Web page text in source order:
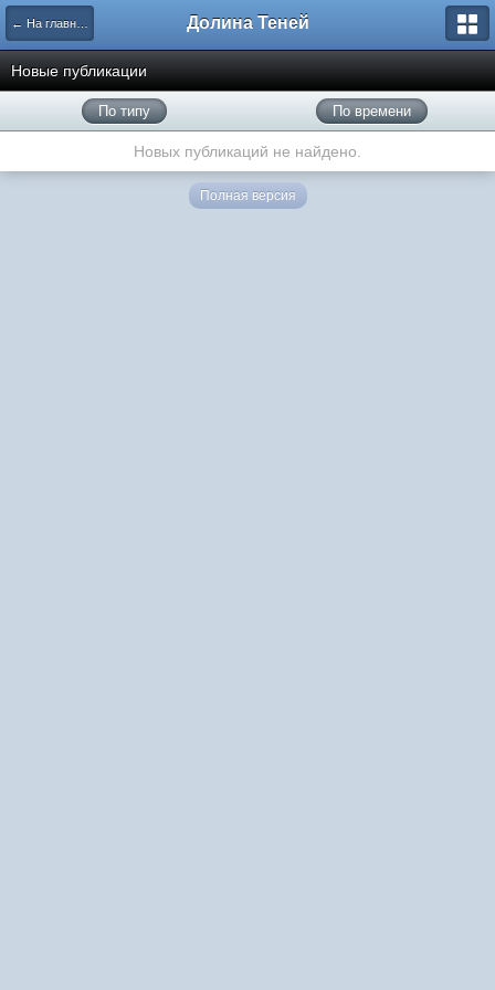
← На главную Долина Теней
Новые публикации
По типу По времени
Новых публикаций не найдено.
Полная версия